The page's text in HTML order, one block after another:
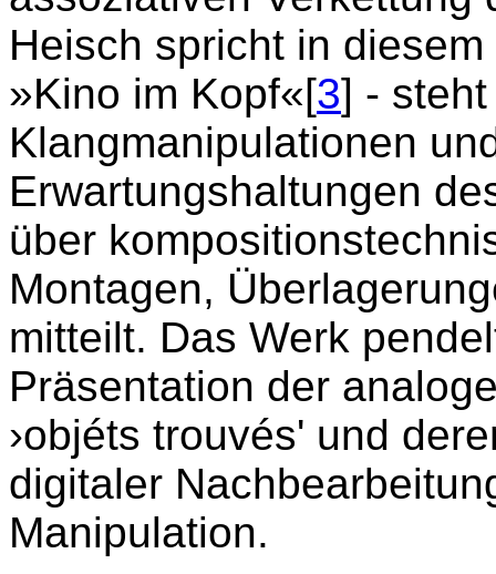
Heisch spricht in
»Kino im Kopf«[3] -
Klangmanipulationen
Erwartungshaltungen
über
Montagen,
mitteilt. Das Werk
Präsentation der
›objéts trouvés' und
digitaler
Manipulation.